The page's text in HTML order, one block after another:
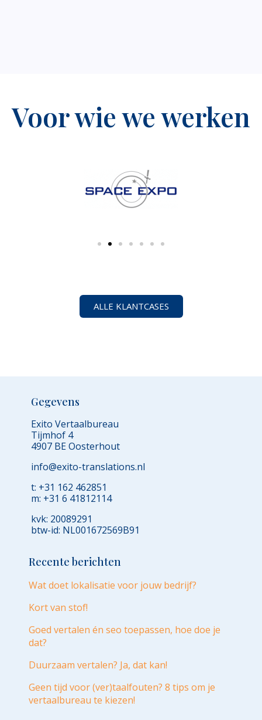
Voor wie we werken
ALLE KLANTCASES
Gegevens
Exito Vertaalbureau
Tijmhof 4
4907 BE Oosterhout
info@exito-translations.nl
t: +31 162 462851
m: +31 6 41812114
kvk: 20089291
btw-id: NL001672569B91
Recente berichten
Wat doet lokalisatie voor jouw bedrijf?
Kort van stof!
Goed vertalen én seo toepassen, hoe doe je
dat?
Duurzaam vertalen? Ja, dat kan!
Geen tijd voor (ver)taalfouten? 8 tips om je
vertaalbureau te kiezen!